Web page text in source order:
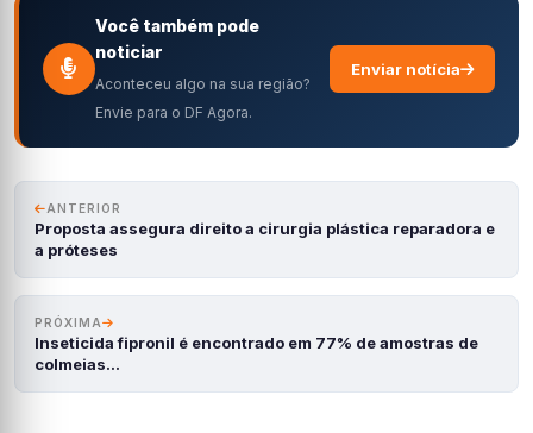
Você também pode
noticiar
Aconteceu algo na sua região?
Envie para o DF Agora.
Enviar notícia
ANTERIOR
Proposta assegura direito a cirurgia plástica reparadora e
a próteses
PRÓXIMA
Inseticida fipronil é encontrado em 77% de amostras de
colmeias…